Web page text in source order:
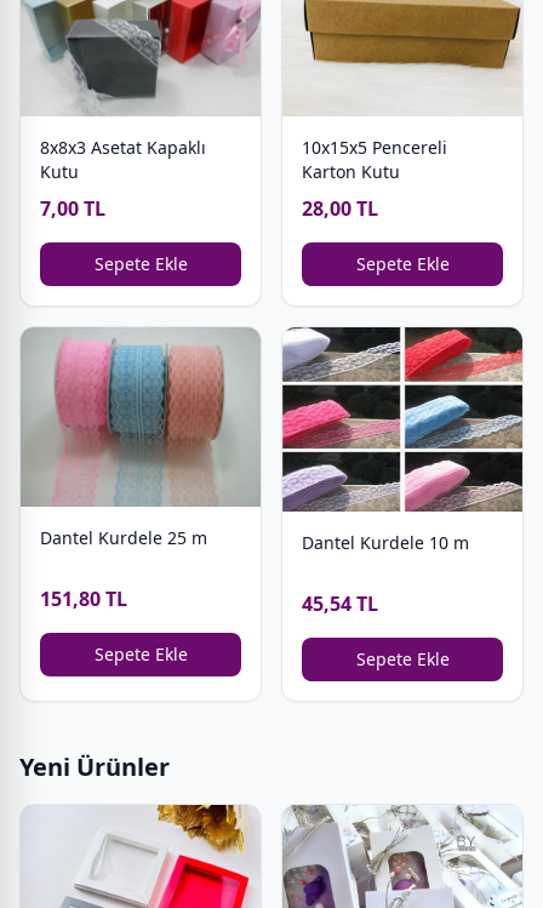
8x8x3 Asetat Kapaklı
Kutu
7,00 TL
Sepete Ekle
10x15x5 Pencereli
Karton Kutu
28,00 TL
Sepete Ekle
Dantel Kurdele 25 m
151,80 TL
Sepete Ekle
Dantel Kurdele 10 m
45,54 TL
Sepete Ekle
Yeni Ürünler